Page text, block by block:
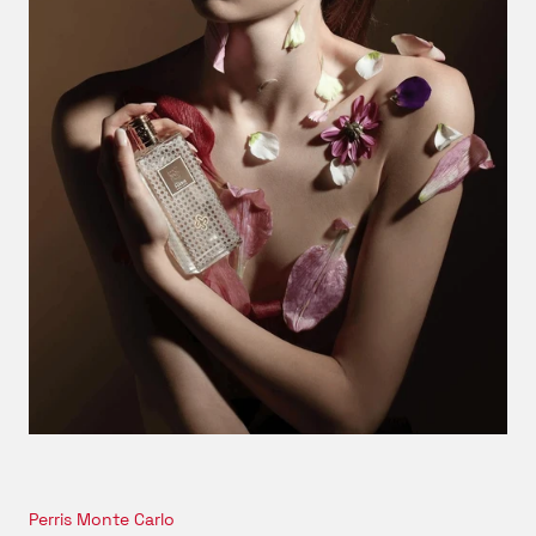
Werk geschaffen, das wie ein verlorener Traum erscheint –
kraftvoll, vielschichtig und geheimnisvoll. Als Teil der
, die durch ihre hohe Konzentration und tiefe
Intensität besticht, zeigt sich hier die Kunst, Rohstoffe in
ihrer reinsten Form zu einem unvergesslichen Extrait de
Parfum zu verwandeln.
CACAO AZTÈQUEist mehr als ein Duft – es ist ein Fragment
aztekischer Kultur, ein lebendiger Zauber, der die Haut wie
eine unsichtbare zweite Seele umhüllt. Ein Parfum für
Momente, in denen Du Dich in der Tiefe der Geschichte
verlieren und die mystische Sinnlichkeit des Kakaos
erleben möchtest.
© 2026 by scent amor
Perris Monte Carlo